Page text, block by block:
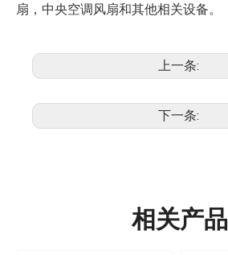
扇，中央空调风扇和其他相关设备。
上一条:
下一条:
相关产品